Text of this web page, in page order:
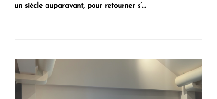
un siècle auparavant, pour retourner s’...